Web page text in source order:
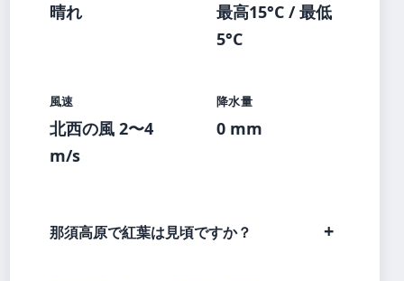
晴れ
最高15°C / 最低
5°C
風速
北西の風 2〜4
m/s
降水量
0 mm
那須高原で紅葉は見頃ですか？